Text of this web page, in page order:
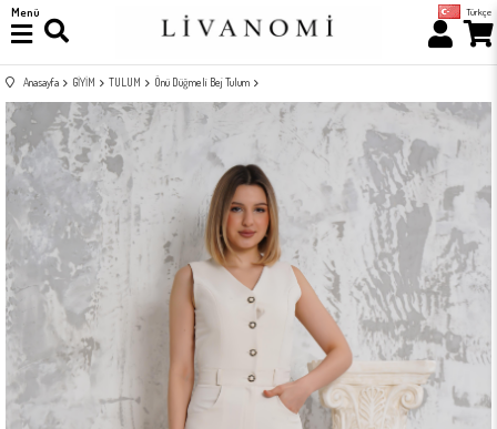
Türkçe
Menü
Anasayfa GİYİM TULUM Önü Düğmeli Bej Tulum